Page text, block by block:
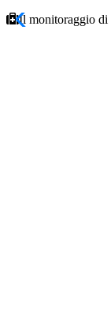
Il monitoraggio di